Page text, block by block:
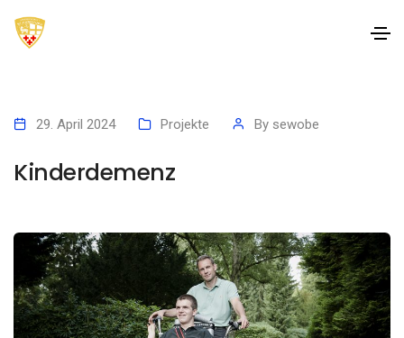
29. April 2024 Projekte By sewobe
Kinderdemenz